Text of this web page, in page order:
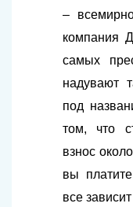
–
компания
самых
надувают
под
том, что
взнос
вы
все